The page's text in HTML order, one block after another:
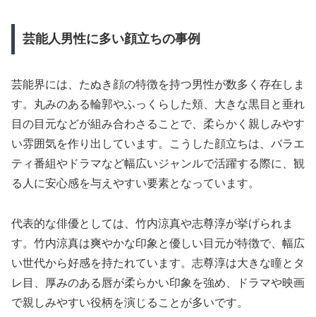
芸能人男性に多い顔立ちの事例
芸能界には、たぬき顔の特徴を持つ男性が数多く存在しま
す。丸みのある輪郭やふっくらした頬、大きな黒目と垂れ
目の目元などが組み合わさることで、柔らかく親しみやす
い雰囲気を作り出しています。こうした顔立ちは、バラエ
ティ番組やドラマなど幅広いジャンルで活躍する際に、観
る人に安心感を与えやすい要素となっています。
代表的な俳優としては、竹内涼真や志尊淳が挙げられま
す。竹内涼真は爽やかな印象と優しい目元が特徴で、幅広
い世代から好感を持たれています。志尊淳は大きな瞳とタ
レ目、厚みのある唇が柔らかい印象を強め、ドラマや映画
で親しみやすい役柄を演じることが多いです。